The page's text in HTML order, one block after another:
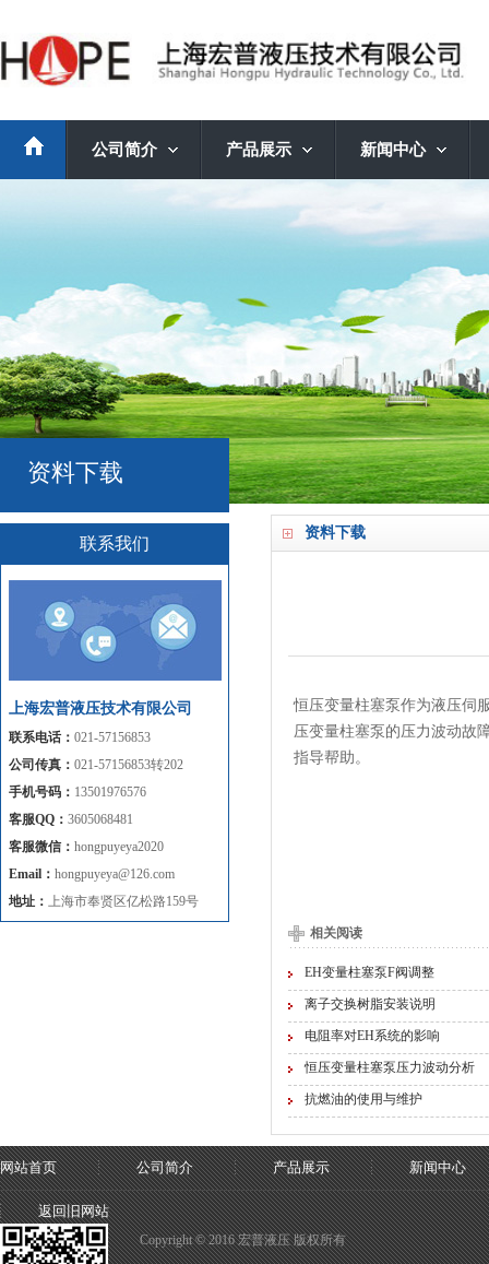
公司简介 产品展示 新闻中心
资料下载
恒压变量柱塞泵作为液压伺
压变量柱塞泵的压力波动故
指导帮助。
相关阅读
EH变量柱塞泵F阀调整
离子交换树脂安装说明
电阻率对EH系统的影响
恒压变量柱塞泵压力波动分析
抗燃油的使用与维护
资料下载
联系我们
上海宏普液压技术有限公司
联系电话： 021-57156853
公司传真： 021-57156853转202
手机号码： 13501976576
客服QQ： 3605068481
客服微信： hongpuyeya2020
Email： hongpuyeya@126.com
地址： 上海市奉贤区亿松路159号
网站首页 公司简介 产品展示 新闻中心
返回旧网站
Copyright © 2016 宏普液压 版权所有